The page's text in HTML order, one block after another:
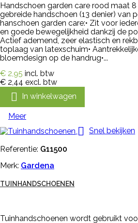
Handschoen garden care rood maat
gebreide handschoen (13 denier) van
hanschoen garden care:• Zit voor
en goede bewegelijkheid dankzij de
Actief ademend, zeer elastisch en
toplaag van latexschuim•
bloemdesign op de handrug•...
€ 2,95 incl. btw
€ 2,44 excl. btw
 In winkelwagen
Meer
 Snel bekijken
Referentie: G11500
Merk: Gardena
TUINHANDSCHOENEN
Tuinhandschoenen wordt gebruikt